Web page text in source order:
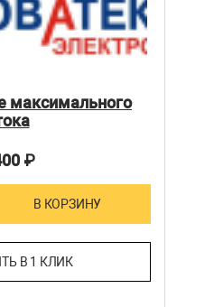
максимального
₽
В КОРЗИНУ
В 1 КЛИК